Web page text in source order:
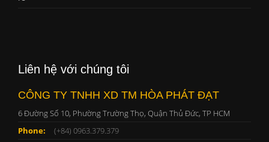
Liên hệ với chúng tôi
CÔNG TY TNHH XD TM HÒA PHÁT ĐẠT
6 Đường Số 10, Phường Trường Thọ, Quận Thủ Đức, TP HCM
Phone:
(+84) 0963.379.379